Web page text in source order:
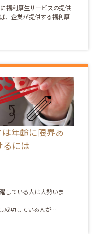
福利厚生サービスの提供
、企業が提供する福利厚
年齢に限界あ
るには
している人は大勢いま
成功している人が…